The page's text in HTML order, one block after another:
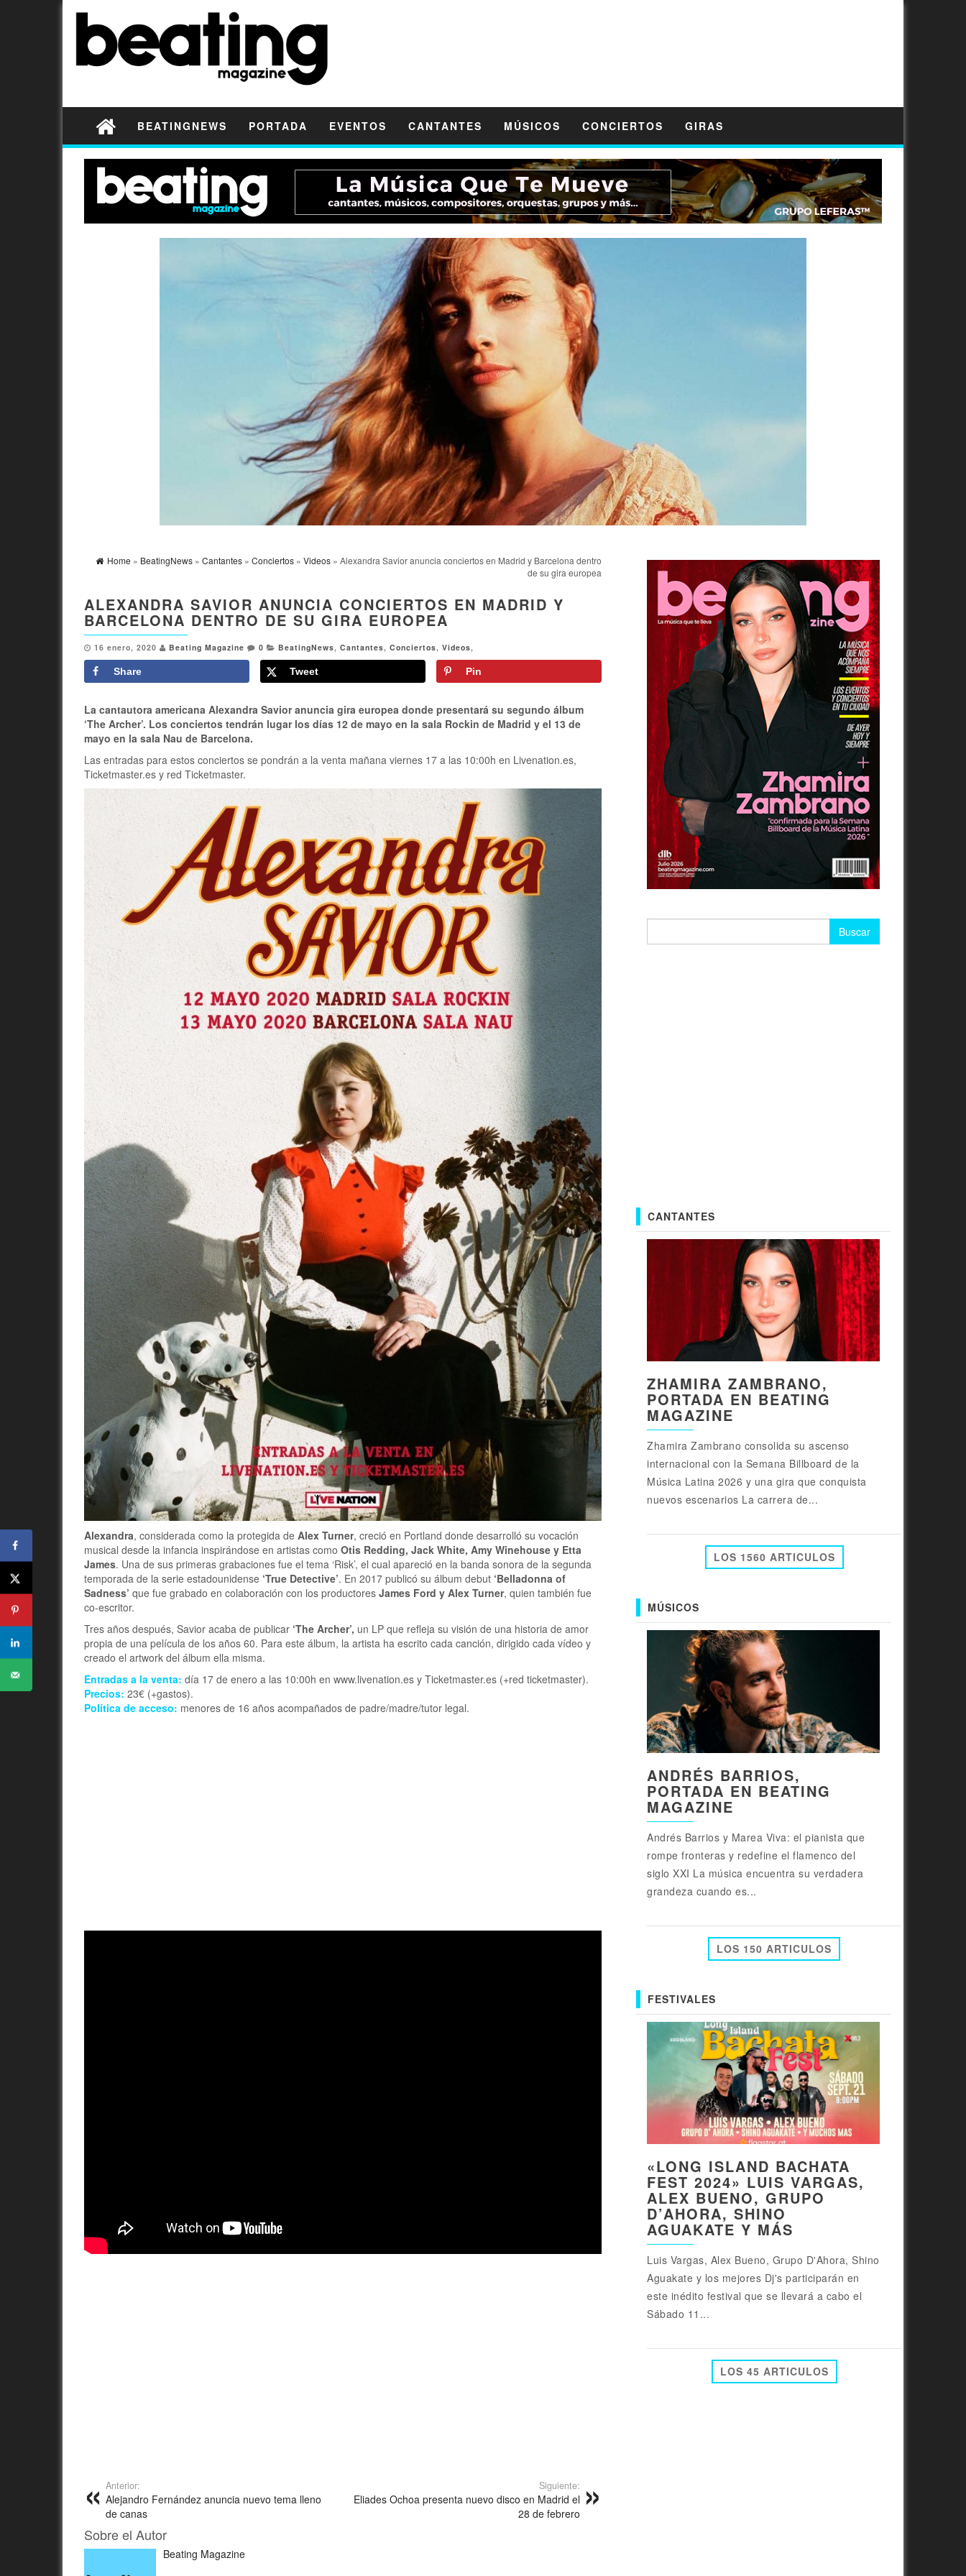
BEATINGNEWS PORTADA EVENTOS CANTANTES MÚSICOS CONCIERTOS GIRAS
Home » BeatingNews » Cantantes » Conciertos » Videos » Alexandra Savior anuncia conciertos en Madrid y Barcelona dentro
de su gira europea
ALEXANDRA SAVIOR ANUNCIA CONCIERTOS EN MADRID Y
BARCELONA DENTRO DE SU GIRA EUROPEA
16 enero, 2020 Beating Magazine 0 BeatingNews, Cantantes, Conciertos, Videos,
Share Tweet Pin
La cantautora americana Alexandra Savior anuncia gira europea donde presentará su segundo álbum
‘The Archer’. Los conciertos tendrán lugar los días 12 de mayo en la sala Rockin de Madrid y el 13 de
mayo en la sala Nau de Barcelona.
Las entradas para estos conciertos se pondrán a la venta mañana viernes 17 a las 10:00h en Livenation.es,
Ticketmaster.es y red Ticketmaster.
Alexandra, considerada como la protegida de Alex Turner, creció en Portland donde desarrolló su vocación
musical desde la infancia inspirándose en artistas como Otis Redding, Jack White, Amy Winehouse y Etta
James. Una de sus primeras grabaciones fue el tema ‘Risk’, el cual apareció en la banda sonora de la segunda
temporada de la serie estadounidense ‘True Detective’. En 2017 publicó su álbum debut ‘Belladonna of
Sadness’ que fue grabado en colaboración con los productores James Ford y Alex Turner, quien también fue
co-escritor.
Tres años después, Savior acaba de publicar ‘The Archer’, un LP que refleja su visión de una historia de amor
propia de una película de los años 60. Para este álbum, la artista ha escrito cada canción, dirigido cada vídeo y
creado el artwork del álbum ella misma.
Entradas a la venta: día 17 de enero a las 10:00h en www.livenation.es y Ticketmaster.es (+red ticketmaster).
Precios: 23€ (+gastos).
Política de acceso: menores de 16 años acompañados de padre/madre/tutor legal.
Anterior:
Alejandro Fernández anuncia nuevo tema lleno
de canas
Siguiente:
Eliades Ochoa presenta nuevo disco en Madrid el
28 de febrero
Sobre el Autor
Beating Magazine
CANTANTES
ZHAMIRA ZAMBRANO,
PORTADA EN BEATING
MAGAZINE
Zhamira Zambrano consolida su ascenso
internacional con la Semana Billboard de la
Música Latina 2026 y una gira que conquista
nuevos escenarios La carrera de...
LOS 1560 ARTICULOS
MÚSICOS
ANDRÉS BARRIOS,
PORTADA EN BEATING
MAGAZINE
Andrés Barrios y Marea Viva: el pianista que
rompe fronteras y redefine el flamenco del
siglo XXI La música encuentra su verdadera
grandeza cuando es...
LOS 150 ARTICULOS
FESTIVALES
«LONG ISLAND BACHATA
FEST 2024» LUIS VARGAS,
ALEX BUENO, GRUPO
D’AHORA, SHINO
AGUAKATE Y MÁS
Luis Vargas, Alex Bueno, Grupo D'Ahora, Shino
Aguakate y los mejores Dj's participarán en
este inédito festival que se llevará a cabo el
Sábado 11...
LOS 45 ARTICULOS